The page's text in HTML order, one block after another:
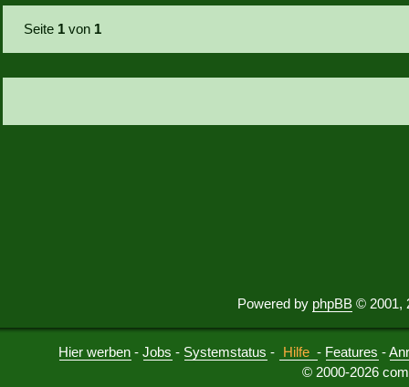
Seite 1 von 1
Powered by phpBB © 2001,
Hier werben -Jobs - Systemstatus - Hilfe - Features -
© 2000-2026